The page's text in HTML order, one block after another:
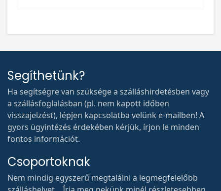
Segíthetünk?
Ha segítségre van szüksége a szálláshirdetésben vagy
a szállásfoglalásban (pl. nem kapott időben
visszajelzést), lépjen kapcsolatba velünk e-mailben! A
gyors ügyintézés érdekében kérjük, írjon le minden
fontos információt.
Csoportoknak
Nem mindig egyszerű megtalálni a legmegfelelőbb